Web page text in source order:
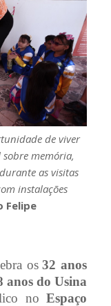
de viver
memória,
as visitas
instalações
Felipe
os 32 anos
anos do Usina
no Espaço